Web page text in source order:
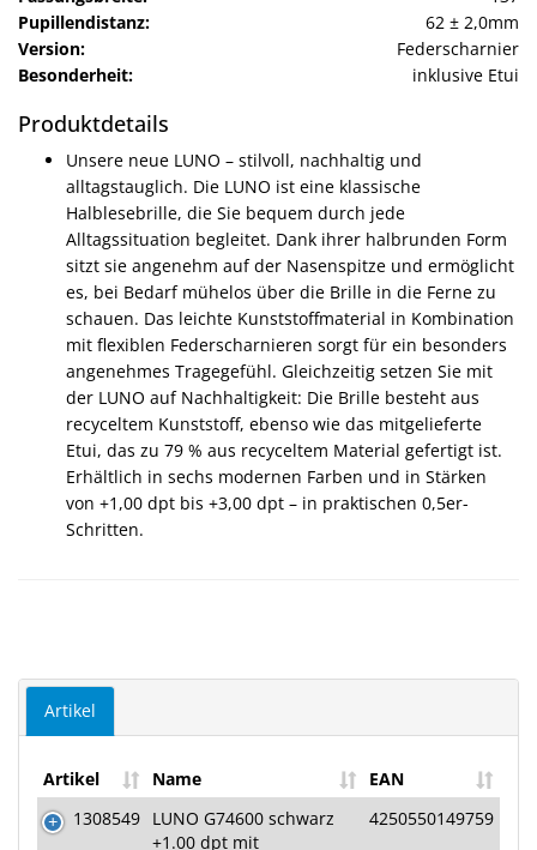
Pupillendistanz:
62 ± 2,0mm
Version:
Federscharnier
Besonderheit:
inklusive Etui
Produktdetails
Unsere neue LUNO – stilvoll, nachhaltig und
alltagstauglich. Die LUNO ist eine klassische
Halblesebrille, die Sie bequem durch jede
Alltagssituation begleitet. Dank ihrer halbrunden Form
sitzt sie angenehm auf der Nasenspitze und ermöglicht
es, bei Bedarf mühelos über die Brille in die Ferne zu
schauen. Das leichte Kunststoffmaterial in Kombination
mit flexiblen Federscharnieren sorgt für ein besonders
angenehmes Tragegefühl. Gleichzeitig setzen Sie mit
der LUNO auf Nachhaltigkeit: Die Brille besteht aus
recyceltem Kunststoff, ebenso wie das mitgelieferte
Etui, das zu 79 % aus recyceltem Material gefertigt ist.
Erhältlich in sechs modernen Farben und in Stärken
von +1,00 dpt bis +3,00 dpt – in praktischen 0,5er-
Schritten.
Artikel
Artikel Name
EAN
1308549 LUNO G74600 schwarz
+1.00 dpt mit
4250550149759